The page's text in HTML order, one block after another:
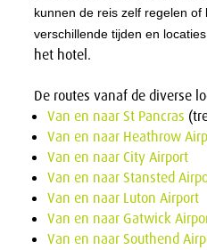
kunnen de reis zelf regelen
verschillende tijden en
het hotel.
De routes vanaf de diverse
Van en naar St Pancras
Van en naar Heathrow
Van en naar City Airport
Van en naar Stansted
Van en naar Luton Airport
Van en naar Gatwick
Van en naar Southend